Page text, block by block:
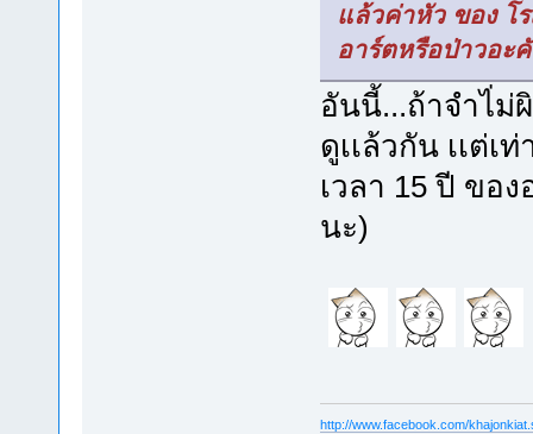
แล้วค่าหัว ของ โ
อาร์ตหรือป่าวอะ
อันนี้...ถ้าจำไ่ม่
ดูเเล้วกัน เเต่เ
เวลา 15 ปี ขอ
นะ)
http://www.facebook.com/